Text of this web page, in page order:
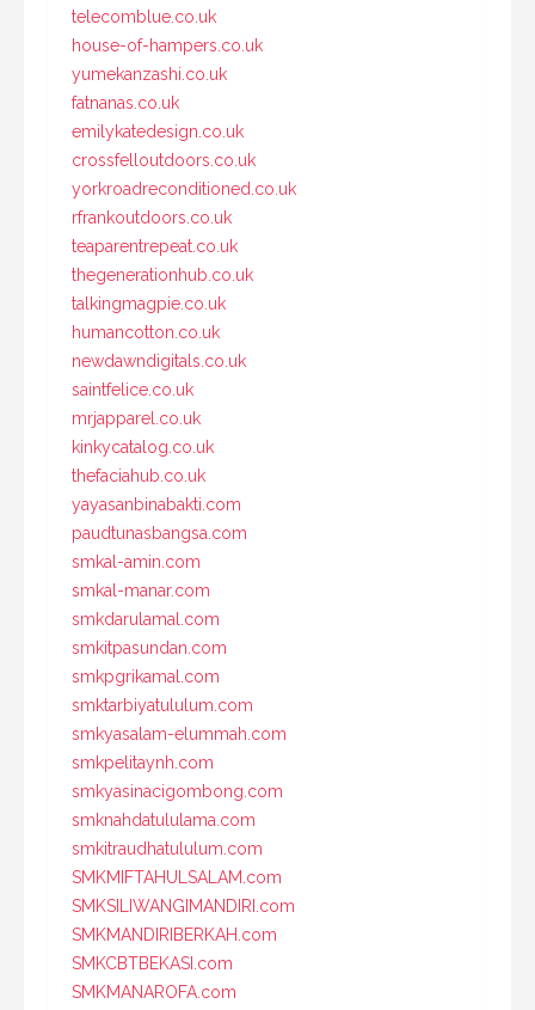
telecomblue.co.uk
house-of-hampers.co.uk
yumekanzashi.co.uk
fatnanas.co.uk
emilykatedesign.co.uk
crossfelloutdoors.co.uk
yorkroadreconditioned.co.uk
rfrankoutdoors.co.uk
teaparentrepeat.co.uk
thegenerationhub.co.uk
talkingmagpie.co.uk
humancotton.co.uk
newdawndigitals.co.uk
saintfelice.co.uk
mrjapparel.co.uk
kinkycatalog.co.uk
thefaciahub.co.uk
yayasanbinabakti.com
paudtunasbangsa.com
smkal-amin.com
smkal-manar.com
smkdarulamal.com
smkitpasundan.com
smkpgrikamal.com
smktarbiyatululum.com
smkyasalam-elummah.com
smkpelitaynh.com
smkyasinacigombong.com
smknahdatululama.com
smkitraudhatululum.com
SMKMIFTAHULSALAM.com
SMKSILIWANGIMANDIRI.com
SMKMANDIRIBERKAH.com
SMKCBTBEKASI.com
SMKMANAROFA.com